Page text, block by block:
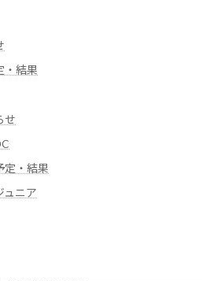
合わせ
会（U15）」「一般」のそれぞれに
・結果
せ
定・結果
ュニア